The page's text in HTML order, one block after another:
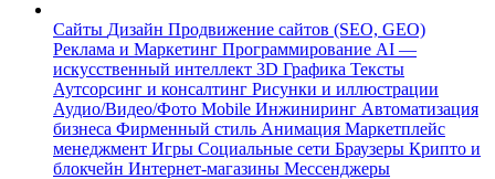
Сайты Дизайн Продвижение сайтов (SEO, GEO)
Реклама и Маркетинг Программирование AI —
искусственный интеллект 3D Графика Тексты
Аутсорсинг и консалтинг Рисунки и иллюстрации
Аудио/Видео/Фото Mobile Инжиниринг Автоматизация
бизнеса Фирменный стиль Анимация Маркетплейс
менеджмент Игры Социальные сети Браузеры Крипто и
блокчейн Интернет-магазины Мессенджеры